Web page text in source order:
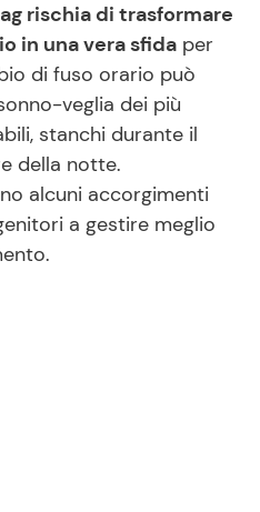
Le Ricette in TV
Primi Piatti
Ricette Facili e Veloci
Ricette Feste
rischia di trasformare
in una vera sfida per
di fuso orario può
veglia dei più
stanchi durante il
della notte.
alcuni accorgimenti
a gestire meglio